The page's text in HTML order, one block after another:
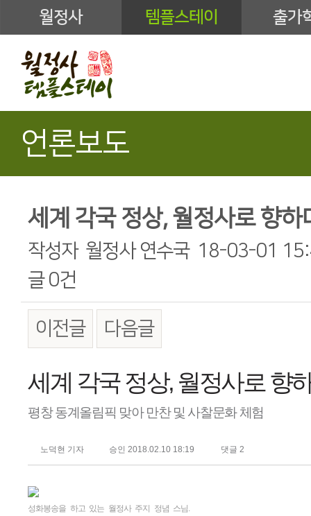
월정사 템플스테이 출가
언론보도
세계 각국 정상, 월정사로 향하
작성자 월정사 연수국 18-03-01
글 0건
이전글 다음글
본문
세계 각국 정상, 월정사로 향
평창 동계올림픽 맞아 만찬 및 사찰문화 체험
노덕현 기자 승인 2018.02.10 18:19 댓글 2
성화봉송을 하고 있는 월정사 주지 정념 스님.